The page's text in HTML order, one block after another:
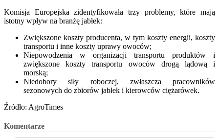
Komisja Europejska zidentyfikowała trzy problemy, które mają
istotny wpływ na branżę jabłek:
Zwiększone koszty producenta, w tym koszty energii, koszty
transportu i inne koszty uprawy owoców;
Niepowodzenia w organizacji transportu produktów i
zwiększone koszty transportu owoców drogą lądową i
morską;
Niedobory siły roboczej, zwłaszcza pracowników
sezonowych do zbiorów jabłek i kierowców ciężarówek.
Źródło: AgroTimes
Komentarze